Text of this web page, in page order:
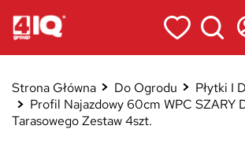
Strona Główna Do Ogrodu
Płytki I
Profil Najazdowy 60cm WPC SZARY
Tarasowego Zestaw 4szt.